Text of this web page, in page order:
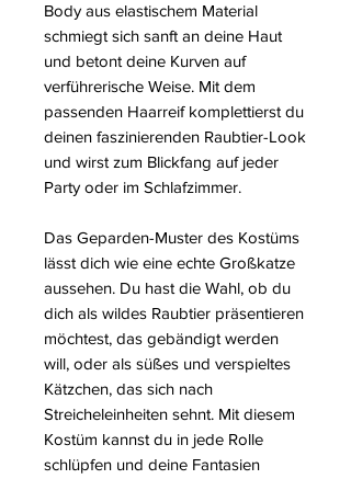
Body aus elastischem Material
schmiegt sich sanft an deine Haut
und betont deine Kurven auf
verführerische Weise. Mit dem
passenden Haarreif komplettierst du
deinen faszinierenden Raubtier-Look
und wirst zum Blickfang auf jeder
Party oder im Schlafzimmer.
Das Geparden-Muster des Kostüms
lässt dich wie eine echte Großkatze
aussehen. Du hast die Wahl, ob du
dich als wildes Raubtier präsentieren
möchtest, das gebändigt werden
will, oder als süßes und verspieltes
Kätzchen, das sich nach
Streicheleinheiten sehnt. Mit diesem
Kostüm kannst du in jede Rolle
schlüpfen und deine Fantasien